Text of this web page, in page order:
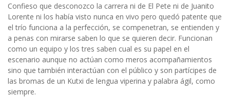
Confieso que desconozco la carrera ni de El Pete ni de Juanito
Lorente ni los había visto nunca en vivo pero quedó patente que
el trío funciona a la perfección, se compenetran, se entienden y
a penas con mirarse saben lo que se quieren decir. Funcionan
como un equipo y los tres saben cual es su papel en el
escenario aunque no actúan como meros acompañamientos
sino que también interactúan con el público y son partícipes de
las bromas de un Kutxi de lengua viperina y palabra ágil, como
siempre.